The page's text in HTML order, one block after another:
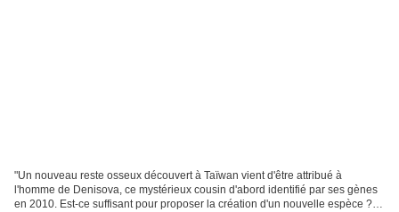
"Un nouveau reste osseux découvert à Taïwan vient d'être attribué à
l'homme de Denisova, ce mystérieux cousin d'abord identifié par ses gènes
en 2010. Est-ce suffisant pour proposer la création d'un nouvelle espèce ?"